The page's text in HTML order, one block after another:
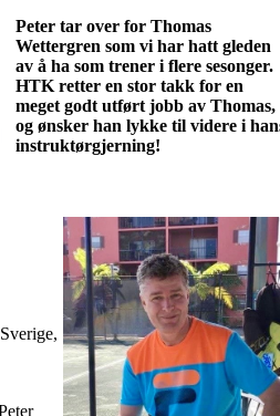
Peter tar over for Thomas
Wettergren som vi har hatt gleden
av å ha som trener i flere sesonger.
HTK retter en stor takk for en
meget godt utført jobb av Thomas,
og ønsker han lykke til videre i
instruktørgjerning!